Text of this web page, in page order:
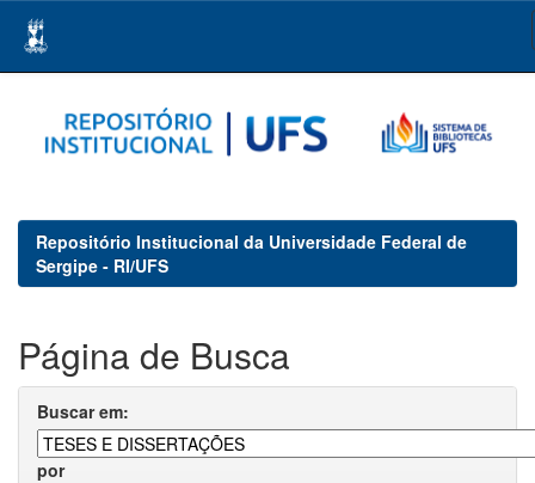
navigation
Repositório Institucional da Universidade Federal de
Sergipe - RI/UFS
Página de Busca
Buscar em:
por